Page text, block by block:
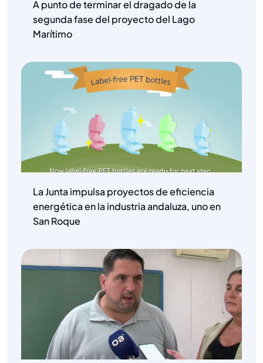
A punto de terminar el dragado de la
segunda fase del proyecto del Lago
Marítimo
La Junta impulsa proyectos de eficiencia
energética en la industria andaluza, uno en
San Roque